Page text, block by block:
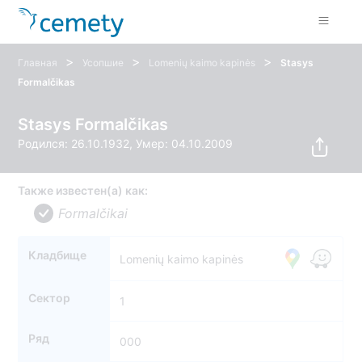
Главная > Усопшие > Lomenių kaimo kapinės >
Stasys
Formalčikas
Stasys Formalčikas
Родился: 26.10.1932, Умер: 04.10.2009
Также известен(а) как:
Formalčikai
Кладбище Lomenių kaimo kapinės
Сектор 1
Ряд 000